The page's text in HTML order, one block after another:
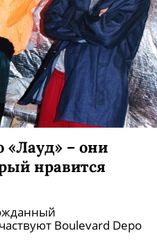
«Лауд» – они
нравится
Boulevard Depo